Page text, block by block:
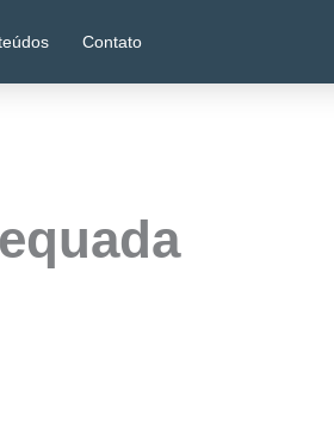
Contato